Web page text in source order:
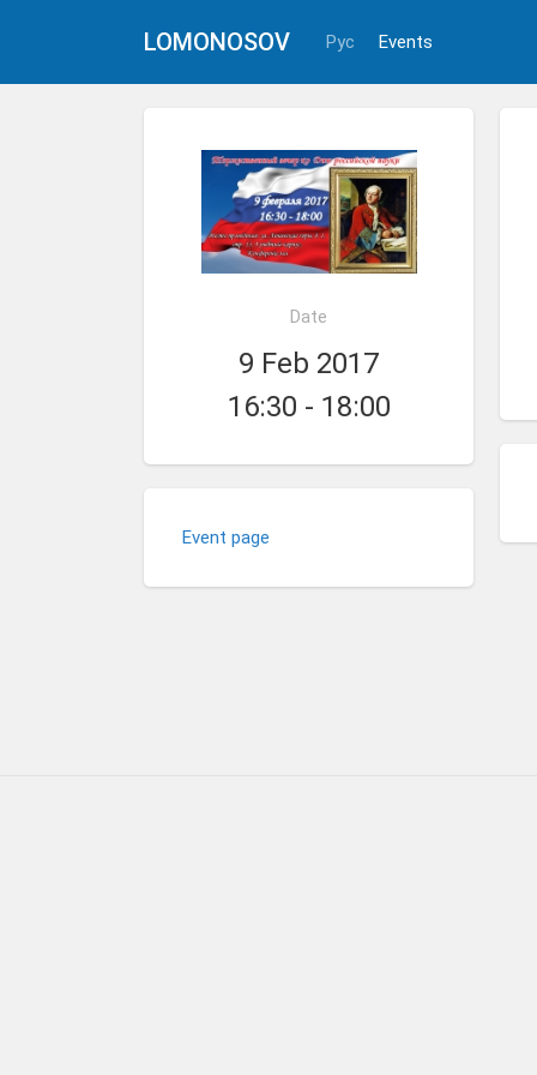
LOMONOSOV Рус Events
Date
9 Feb 2017
16:30 - 18:00
Event page